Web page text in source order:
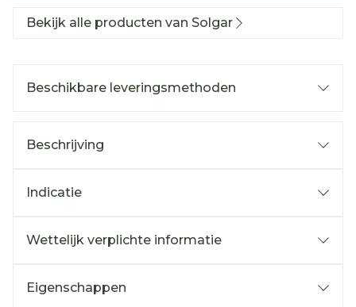
Bekijk alle producten van Solgar
Beschikbare leveringsmethoden
Beschrijving
Indicatie
Wettelijk verplichte informatie
Eigenschappen